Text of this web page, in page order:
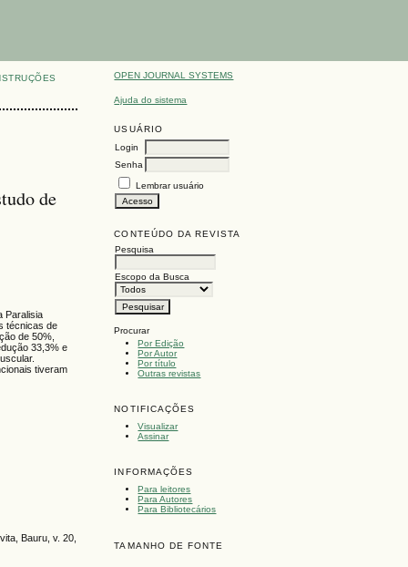
OPEN JOURNAL SYSTEMS
Ajuda do sistema
USUÁRIO
Login
Senha
Lembrar usuário
CONTEÚDO DA REVISTA
Pesquisa
Escopo da Busca
Procurar
Por Edição
Por Autor
Por título
Outras revistas
NOTIFICAÇÕES
Visualizar
Assinar
INFORMAÇÕES
Para leitores
Para Autores
Para Bibliotecários
TAMANHO DE FONTE
de
Paralisia
técnicas de
de 50%,
33,3% e
tiveram
Bauru, v. 20,